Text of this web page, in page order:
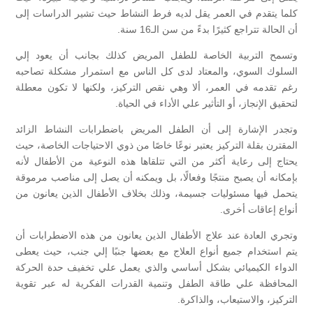
كلما يتقدم في العمر يقل لديه فرط النشاط حيث تشير الدراسات إلى
أن الحالة تتراجع كثيرًا بدءً من سن الـ16 سنة.
وتسمح التربية الخاصة للطفل المريض كذلك بجانب أن يعود إلي
السلوك السوي، والمعتاد لدى كل الناس مع استمرار مشكلة تصاحبه
رغم تقدمه في العمر، ألا وهي نقص التركيز، ولكنها لا تكون معطلة
لتحقيق الإنجاز، أو التأثير علي الأداء في الحياة.
وتجدر الإشارة إلى أن الطفل المريض باضطرابات النشاط الزائد
المقترن بقلة التركيز يعتبر نوعًا خاصًا من ذوي الاحتياجات الخاصة، حيث
يحتاج إلى رعاية أكثر من التي تتلقاها هذه النوعية من الأطفال لأنه
بإمكانه أن يصبح منتجًا وفعالًا، بل ويمكنه أن يصل إلى مناصب مرموقة
يتحمل فيها مسئوليات جسيمة، وذلك بخلاف الأطفال الذين يعانون من
أنواع إعاقات أخرى.
وتجري العادة عند علاج الأطفال الذين يعانون من هذه الاضطرابات أن
يتم استخدام جميع أنواع العلاج مع بعضها جنبًا إلي جنب، حيث يعطى
الدواء الكيميائي بشكل أساسي والذي يعمل علي تخفيف حدة الحركة
المحافظة علي طاقة الطفل وتنمية القدرات الفكرية له عبر تقوية
التركيز، والاستيعاب، والذاكرة.